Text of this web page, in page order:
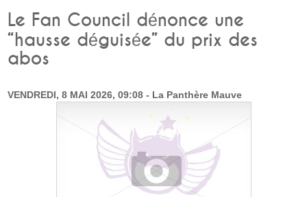
Le Fan Council dénonce une
“hausse déguisée” du prix des
abos
VENDREDI, 8 MAI 2026, 09:08 - La Panthère Mauve